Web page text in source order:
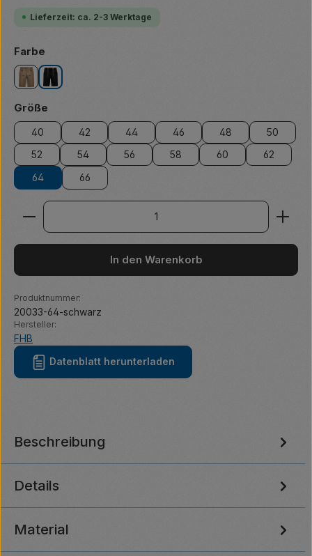
Lieferzeit: ca. 2-3 Werktage
Farbe
beigeschwarz
Größe
40 42 44 46 48
50
52
54 56 58 60
62
64
66
Produkt Anzahl: Gib den gewünschten Wert ein
In den Warenkorb
Produktnummer:
20033-64-schwarz
Hersteller:
FHB
Datenblatt herunterladen
Beschreibung
Details
Material